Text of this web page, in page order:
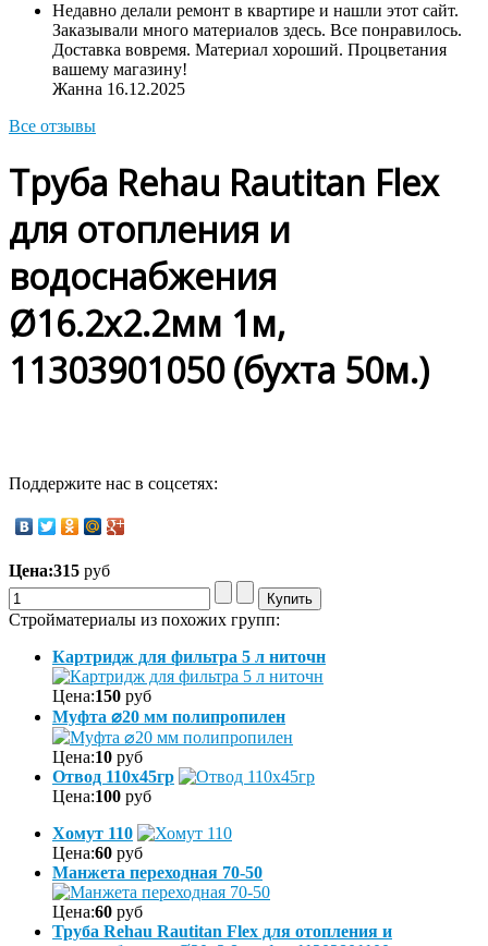
Недавно делали ремонт в квартире и нашли этот сайт.
Заказывали много материалов здесь. Все понравилось.
Доставка вовремя. Материал хороший. Процветания
вашему магазину!
Жанна 16.12.2025
Все отзывы
Труба Rehau Rautitan Flex
для отопления и
водоснабжения
Ø16.2х2.2мм 1м,
11303901050 (бухта 50м.)
Поддержите нас в соцсетях:
Цена:315 руб
Стройматериалы из похожих групп:
Картридж для фильтра 5 л ниточн
Цена:150 руб
Муфта ⌀20 мм полипропилен
Цена:10 руб
Отвод 110х45гр
Цена:100 руб
Хомут 110
Цена:60 руб
Манжета переходная 70-50
Цена:60 руб
Труба Rehau Rautitan Flex для отопления и